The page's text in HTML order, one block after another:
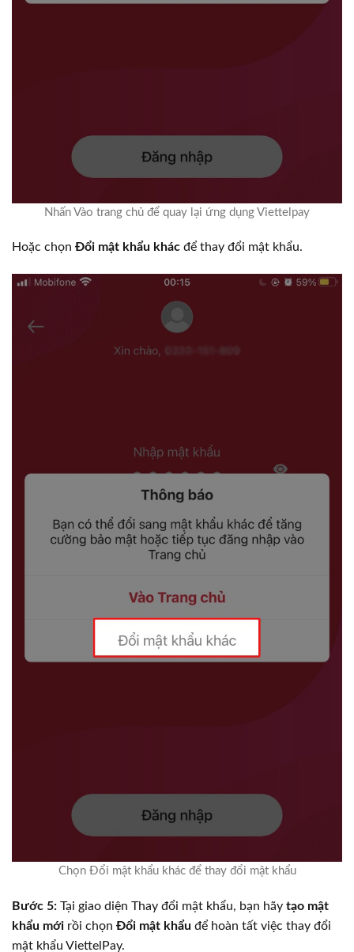
Nhấn Vào trang chủ để quay lại ứng dụng Viettelpay
Hoặc chọn Đổi mật khẩu khác để thay đổi mật khẩu.
Chọn Đổi mật khẩu khác để thay đổi mật khẩu
Bước 5: Tại giao diện Thay đổi mật khẩu, bạn hãy tạo mật
khẩu mới rồi chọn Đổi mật khẩu để hoàn tất việc thay đổi
mật khẩu ViettelPay.